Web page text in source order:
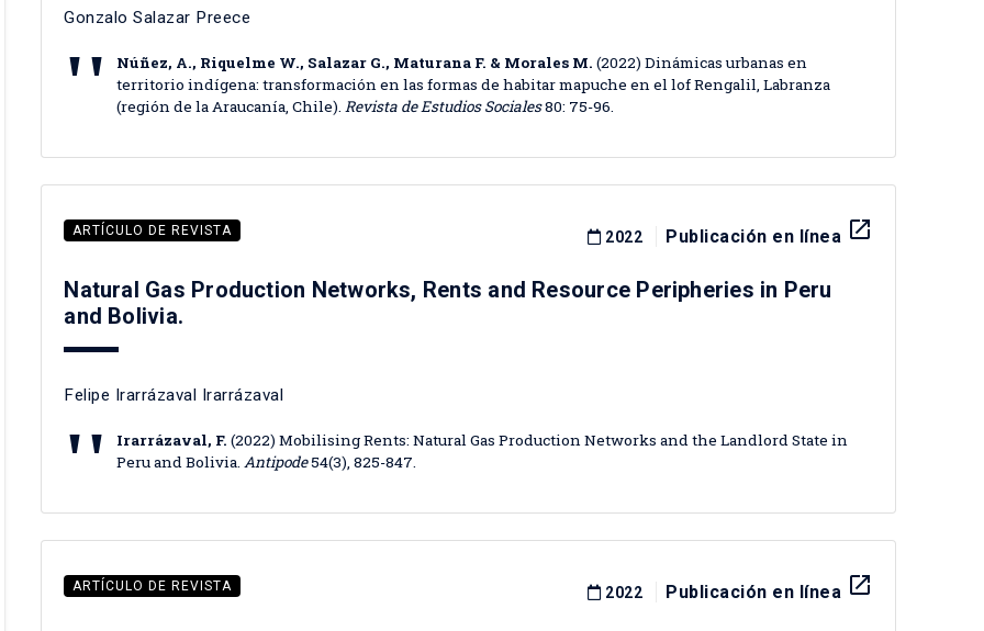
Gonzalo Salazar Preece
Núñez, A., Riquelme W., Salazar G., Maturana F. & Morales M. (2022) Dinámicas urbanas en
territorio indígena: transformación en las formas de habitar mapuche en el lof Rengalil, Labranza
(región de la Araucanía, Chile).Revista de Estudios Sociales80: 75-96.
ARTÍCULO DE REVISTA 2022 Publicación en línea launch
Natural Gas Production Networks, Rents and Resource Peripheries in Peru
and Bolivia.
Felipe Irarrázaval Irarrázaval
Irarrázaval, F. (2022) Mobilising Rents: Natural Gas Production Networks and the Landlord State in
Peru and Bolivia.Antipode54(3), 825-847.
ARTÍCULO DE REVISTA 2022 Publicación en línea launch